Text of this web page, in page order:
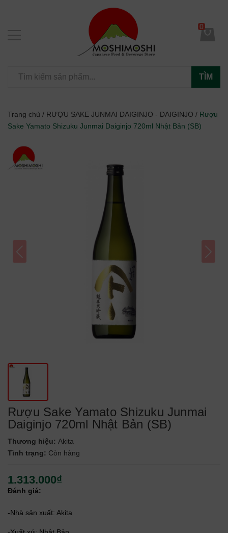
TÌM
0
Trang chủ / RƯỢU SAKE JUNMAI DAIGINJO - DAIGINJO / Rượu
Sake Yamato Shizuku Junmai Daiginjo 720ml Nhật Bản (SB)
Rượu Sake Yamato Shizuku Junmai
Daiginjo 720ml Nhật Bản (SB)
Thương hiệu: Akita
Tình trạng: Còn hàng
1.313.000₫
Đánh giá:
-Nhà sản xuất: Akita